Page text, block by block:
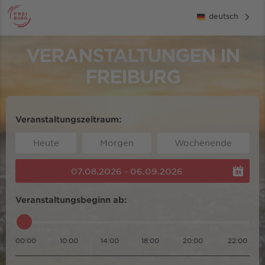
deutsch
VERANSTALTUNGEN IN
FREIBURG
Veranstaltungszeitraum:
Heute Morgen Wochenende
07.08.2026 - 06.09.2026
Veranstaltungsbeginn ab:
00:00 10:00 14:00 18:00 20:00 22:00